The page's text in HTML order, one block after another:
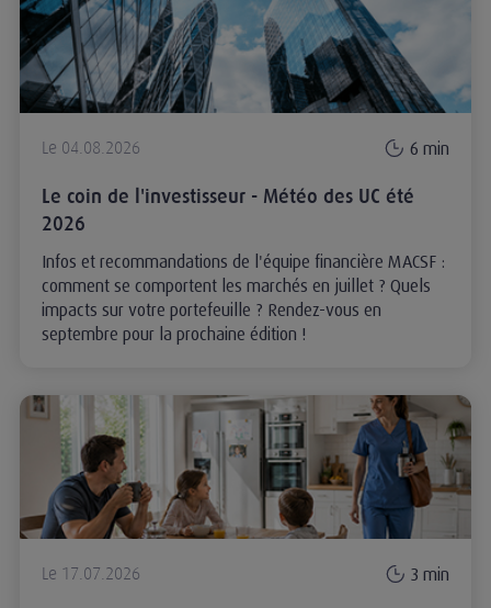
Le 04.08.2026 6 min
Le coin de l'investisseur - Météo des UC été
2026
Infos et recommandations de l'équipe financière MACSF :
comment se comportent les marchés en juillet ? Quels
impacts sur votre portefeuille ? Rendez-vous en
septembre pour la prochaine édition !
Le 17.07.2026 3 min